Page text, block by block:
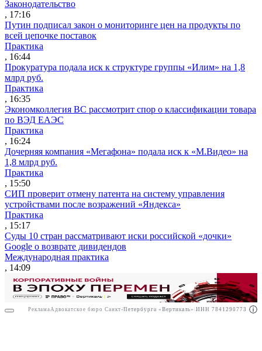
РекламаООО "Право.ру" ИНН: 7704835288
Законодательство
, 17:16
Путин подписал закон о мониторинге цен на продукты по
всей цепочке поставок
Практика
, 16:44
Прокуратура подала иск к структуре группы «Илим» на 1,8
млрд руб.
Практика
, 16:35
Экономколлегия ВС рассмотрит спор о классификации товара
по ВЭД ЕАЭС
Практика
, 16:24
Дочерняя компания «Мегафона» подала иск к «М.Видео» на
1,8 млрд руб.
Практика
, 15:50
СИП проверит отмену патента на систему управления
устройствами после возражений «Яндекса»
Практика
, 15:17
Суды 10 стран рассматривают иски российской «дочки»
Google о возврате дивидендов
Международная практика
, 14:09
Реклама Адвокатское бюро Санкт-Петербурга «Вертикаль» ИНН 7841290773